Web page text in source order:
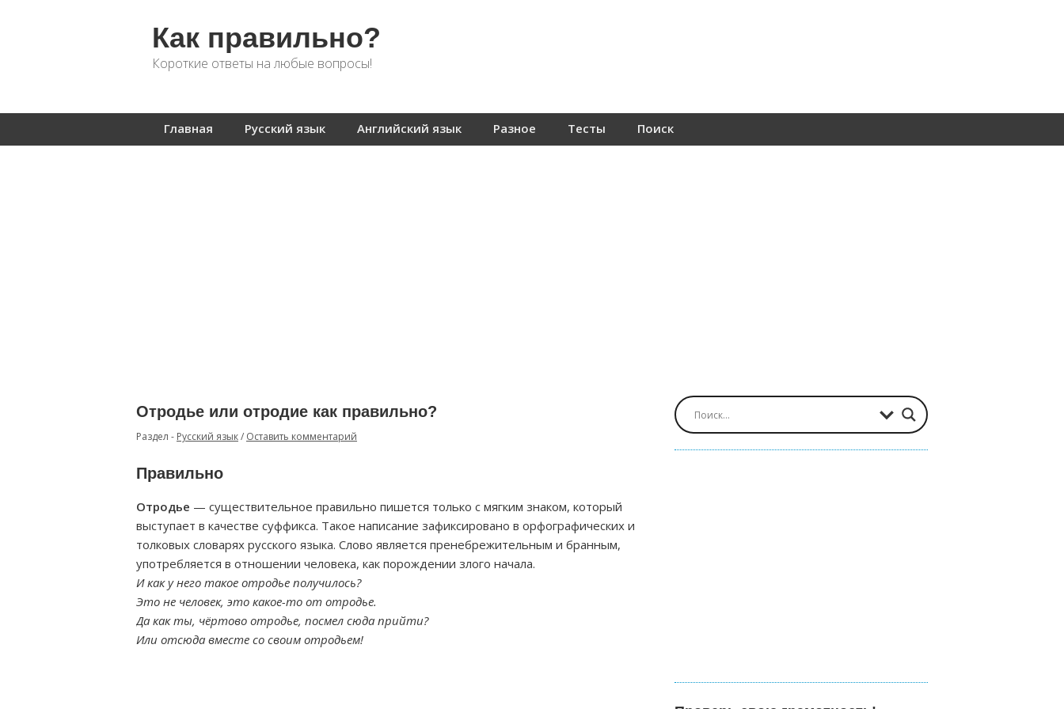
Как правильно?
Короткие ответы на любые вопросы!
Главная Русский язык Английский язык Разное Тесты Поиск
Отродье или отродие как правильно?
Раздел - Русский язык/ Оставить комментарий
Правильно
Отродье — существительное правильно пишется только с мягким знаком, который
выступает в качестве суффикса. Такое написание зафиксировано в орфографических и
толковых словарях русского языка. Слово является пренебрежительным и бранным,
употребляется в отношении человека, как порождении злого начала.
И как у него такое отродье получилось?
Это не человек, это какое-то от отродье.
Да как ты, чёртово отродье, посмел сюда прийти?
Или отсюда вместе со своим отродьем!